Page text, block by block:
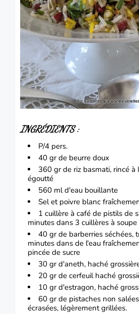
INGRÉDIENTS :
P/4 pers.
40 gr de beurre doux
360 gr de riz basmati, rincé à
égoutté
560 ml d'eau bouillante
Sel et poivre blanc
1 cuillère à café de pistils de
minutes dans 3 cuillères à
40 gr de barberries séchées,
minutes dans de l'eau
pincée de sucre
30 gr d'aneth, haché
20 gr de cerfeuil haché
10 gr d'estragon, haché
60 gr de pistaches non
écrasées, légèrement grillées.